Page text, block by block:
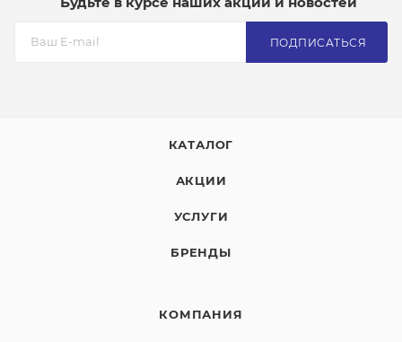
ПОДПИСАТЬСЯ
КАТАЛОГ
АКЦИИ
УСЛУГИ
БРЕНДЫ
КОМПАНИЯ